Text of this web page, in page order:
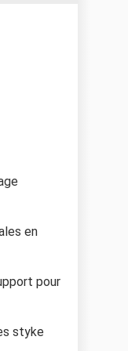
en
pour
styke